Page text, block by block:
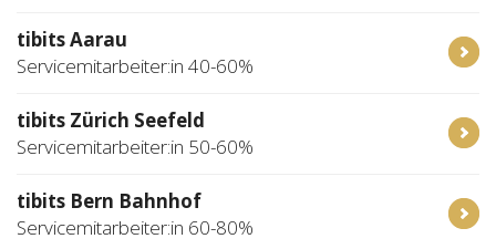
tibits Aarau
Servicemitarbeiter:in 40-60%
tibits Zürich Seefeld
Servicemitarbeiter:in 50-60%
tibits Bern Bahnhof
Servicemitarbeiter:in 60-80%